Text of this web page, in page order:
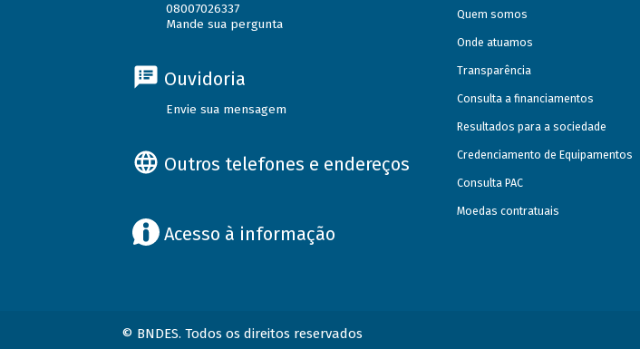
08007026337
Mande sua pergunta
Ouvidoria
Envie sua mensagem
Outros telefones e endereços
Acesso à informação
Quem somos
Onde atuamos
Transparência
Consulta a financiamentos
Resultados para a sociedade
Credenciamento de Equipamentos
Consulta PAC
Moedas contratuais
© BNDES. Todos os direitos reservados